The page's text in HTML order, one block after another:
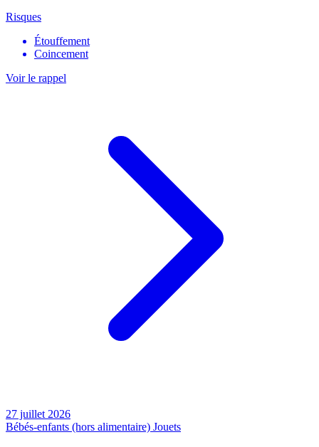
Risques
Étouffement
Coincement
Voir le rappel
27 juillet 2026
Bébés-enfants (hors alimentaire) Jouets